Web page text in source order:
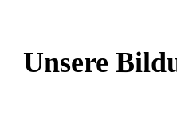
Unsere